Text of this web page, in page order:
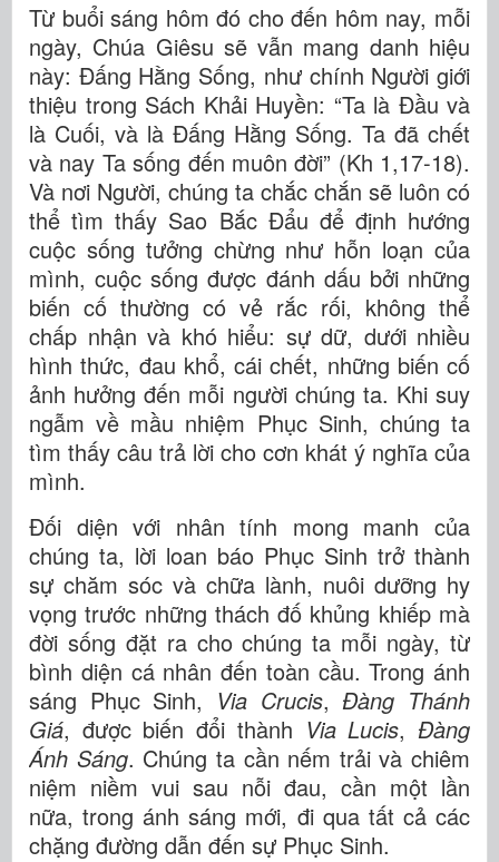
Từ buổi sáng hôm đó cho đến hôm nay, mỗi
ngày, Chúa Giêsu sẽ vẫn mang danh hiệu
này: Đấng Hằng Sống, như chính Người giới
thiệu trong Sách Khải Huyền: “Ta là Đầu và
là Cuối, và là Đấng Hằng Sống. Ta đã chết
và nay Ta sống đến muôn đời” (Kh 1,17-18).
Và nơi Người, chúng ta chắc chắn sẽ luôn có
thể tìm thấy Sao Bắc Đẩu để định hướng
cuộc sống tưởng chừng như hỗn loạn của
mình, cuộc sống được đánh dấu bởi những
biến cố thường có vẻ rắc rối, không thể
chấp nhận và khó hiểu: sự dữ, dưới nhiều
hình thức, đau khổ, cái chết, những biến cố
ảnh hưởng đến mỗi người chúng ta. Khi suy
ngẫm về mầu nhiệm Phục Sinh, chúng ta
tìm thấy câu trả lời cho cơn khát ý nghĩa của
mình.
Đối diện với nhân tính mong manh của
chúng ta, lời loan báo Phục Sinh trở thành
sự chăm sóc và chữa lành, nuôi dưỡng hy
vọng trước những thách đố khủng khiếp mà
đời sống đặt ra cho chúng ta mỗi ngày, từ
bình diện cá nhân đến toàn cầu. Trong ánh
sáng Phục Sinh, Via Crucis,Đàng Thánh
Giá, được biến đổi thành Via Lucis,Đàng
Ánh Sáng. Chúng ta cần nếm trải và chiêm
niệm niềm vui sau nỗi đau, cần một lần
nữa, trong ánh sáng mới, đi qua tất cả các
chặng đường dẫn đến sự Phục Sinh.